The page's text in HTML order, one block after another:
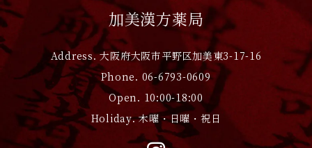
加美漢方薬局
Address. 大阪府大阪市平野区加美東3-17-16
Phone. 06-6793-0609
Open. 10:00-18:00
Holiday. 木曜・日曜・祝日